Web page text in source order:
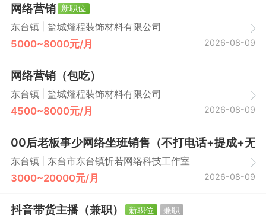
网络营销 新职位
东台镇
盐城燿程装饰材料有限公司
5000~8000元/月 2026-08-09
网络营销（包吃）
东台镇 盐城燿程装饰材料有限公司
4500~8000元/月 2026-08-09
00后老板事少网络坐班销售（不打电话+提成+无
东台镇 东台市东台镇忻若网络科技工作室
3000~20000元/月 2026-08-09
抖音带货主播（兼职） 新职位
兼职